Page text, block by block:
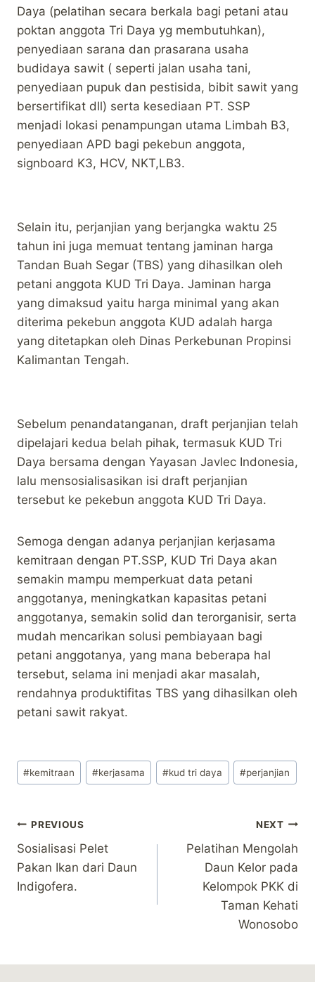
Daya (pelatihan secara berkala bagi petani atau
poktan anggota Tri Daya yg membutuhkan),
penyediaan sarana dan prasarana usaha
budidaya sawit ( seperti jalan usaha tani,
penyediaan pupuk dan pestisida, bibit sawit yang
bersertifikat dll) serta kesediaan PT. SSP
menjadi lokasi penampungan utama Limbah B3,
penyediaan APD bagi pekebun anggota,
signboard K3, HCV, NKT,LB3.
Selain itu, perjanjian yang berjangka waktu 25
tahun ini juga memuat tentang jaminan harga
Tandan Buah Segar (TBS) yang dihasilkan oleh
petani anggota KUD Tri Daya. Jaminan harga
yang dimaksud yaitu harga minimal yang akan
diterima pekebun anggota KUD adalah harga
yang ditetapkan oleh Dinas Perkebunan Propinsi
Kalimantan Tengah.
Sebelum penandatanganan, draft perjanjian telah
dipelajari kedua belah pihak, termasuk KUD Tri
Daya bersama dengan Yayasan Javlec Indonesia,
lalu mensosialisasikan isi draft perjanjian
tersebut ke pekebun anggota KUD Tri Daya.
Semoga dengan adanya perjanjian kerjasama
kemitraan dengan PT.SSP, KUD Tri Daya akan
semakin mampu memperkuat data petani
anggotanya, meningkatkan kapasitas petani
anggotanya, semakin solid dan terorganisir, serta
mudah mencarikan solusi pembiayaan bagi
petani anggotanya, yang mana beberapa hal
tersebut, selama ini menjadi akar masalah,
rendahnya produktifitas TBS yang dihasilkan oleh
petani sawit rakyat.
Post
Tags:
#kemitraan #kerjasama #kud tri daya #perjanjian
Post
navigation
PREVIOUS
Sosialisasi Pelet
Pakan Ikan dari Daun
Indigofera.
NEXT
Pelatihan Mengolah
Daun Kelor pada
Kelompok PKK di
Taman Kehati
Wonosobo